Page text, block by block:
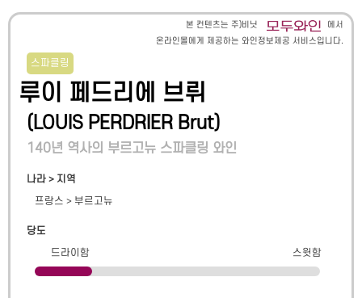
본 컨텐츠는 주)비닛
에서
온라인몰에게 제공하는 와인정보제공 서비스입니다.
스파클링
루이 페드리에 브뤼
(LOUIS PERDRIER Brut)
140년 역사의 부르고뉴 스파클링 와인
나라 > 지역
프랑스 > 부르고뉴
당도
드라이함
스윗함